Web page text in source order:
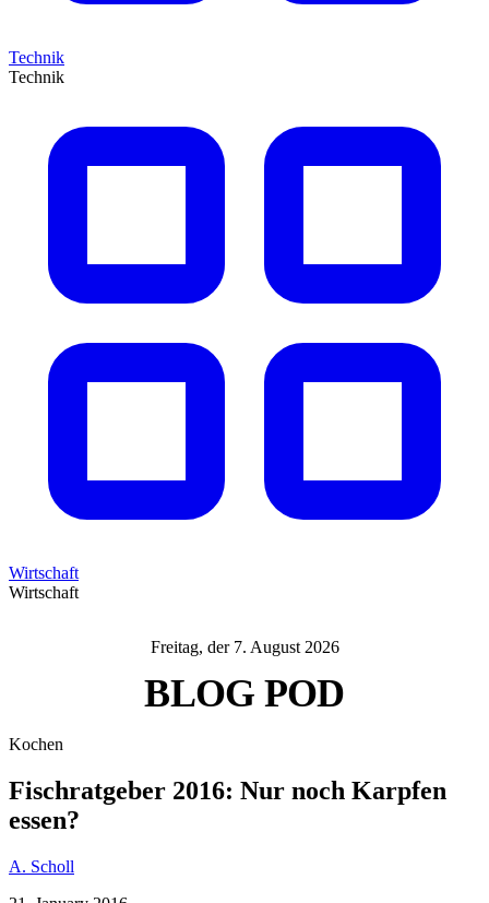
Technik
Technik
Wirtschaft
Wirtschaft
Freitag, der 7. August 2026
BLOG POD
Kochen
Fischratgeber 2016: Nur noch Karpfen
essen?
A. Scholl